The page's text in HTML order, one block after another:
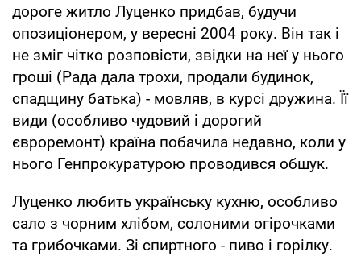
дороге житло Луценко придбав, будучи
опозиціонером, у вересні 2004 року. Він так і
не зміг чітко розповісти, звідки на неї у нього
гроші (Рада дала трохи, продали будинок,
спадщину батька) - мовляв, в курсі дружина. Її
види (особливо чудовий і дорогий
євроремонт) країна побачила недавно, коли у
нього Генпрокуратурою проводився обшук.
Луценко любить українську кухню, особливо
сало з чорним хлібом, солоними огірочками
та грибочками. Зі спиртного - пиво і горілку.